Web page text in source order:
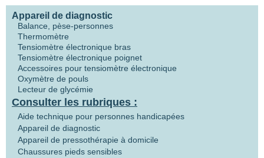
Appareil de diagnostic
Balance, pèse-personnes
Thermomètre
Tensiomètre électronique bras
Tensiomètre électronique poignet
Accessoires pour tensiomètre électronique
Oxymètre de pouls
Lecteur de glycémie
Consulter les rubriques :
Aide technique pour personnes handicapées
Appareil de diagnostic
Appareil de pressothérapie à domicile
Chaussures pieds sensibles